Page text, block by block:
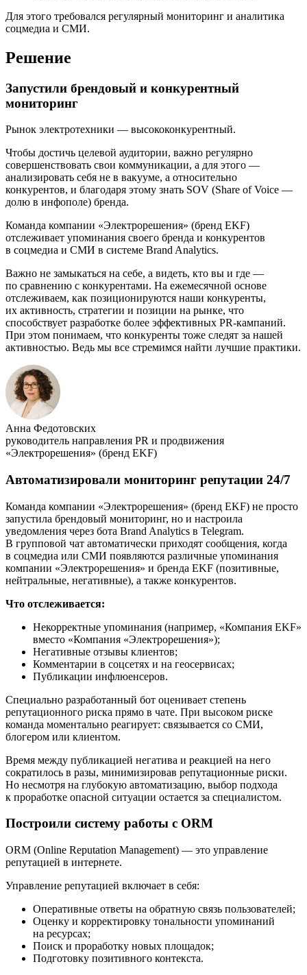
Для этого требовался регулярный мониторинг и аналитика
соцмедиа и СМИ.
Решение
Запустили брендовый и конкурентный
мониторинг
Рынок электротехники — высококонкурентный.
Чтобы достичь целевой аудитории, важно регулярно
совершенствовать свои коммуникации, а для этого —
анализировать себя не в вакууме, а относительно
конкурентов, и благодаря этому знать SOV (Share of Voice —
долю в инфополе) бренда.
Команда компании «Электрорешения» (бренд EKF)
отслеживает упоминания своего бренда и конкурентов
в соцмедиа и СМИ в системе Brand Analytics.
Важно не замыкаться на себе, а видеть, кто вы и где —
по сравнению с конкурентами. На ежемесячной основе
отслеживаем, как позиционируются наши конкуренты,
их активность, стратегии и позиции на рынке, что
способствует разработке более эффективных PR-кампаний.
При этом понимаем, что конкуренты тоже следят за нашей
активностью. Ведь мы все стремимся найти лучшие практики.
Анна Федотовских
руководитель направления PR и продвижения
«Электрорешения» (бренд EKF)
Автоматизировали мониторинг репутации 24/7
Команда компании «Электрорешения» (бренд EKF) не просто
запустила брендовый мониторинг, но и настроила
уведомления через бота Brand Analytics в Telegram.
В групповой чат автоматически приходят сообщения, когда
в соцмедиа или СМИ появляются различные упоминания
компании «Электрорешения» и бренда EKF (позитивные,
нейтральные, негативные), а также конкурентов.
Что отслеживается:
Некорректные упоминания (например, «Компания EKF»
вместо «Компания «Электрорешения»);
Негативные отзывы клиентов;
Комментарии в соцсетях и на геосервисах;
Публикации инфлюенсеров.
Специально разработанный бот оценивает степень
репутационного риска прямо в чате. При высоком риске
команда моментально реагирует: связывается со СМИ,
блогером или клиентом.
Время между публикацией негатива и реакцией на него
сократилось в разы, минимизировав репутационные риски.
Но несмотря на глубокую автоматизацию, выбор подхода
к проработке опасной ситуации остается за специалистом.
Построили систему работы с ORM
ORM (Online Reputation Management) — это управление
репутацией в интернете.
Управление репутацией включает в себя:
Оперативные ответы на обратную связь пользователей;
Оценку и корректировку тональности упоминаний
на ресурсах;
Поиск и проработку новых площадок;
Подготовку позитивного контекста.